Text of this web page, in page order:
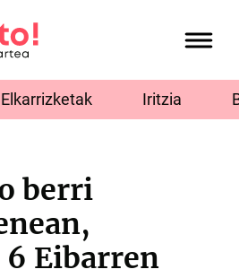
Elkarrizketak Iritzia
berri
Eibarren